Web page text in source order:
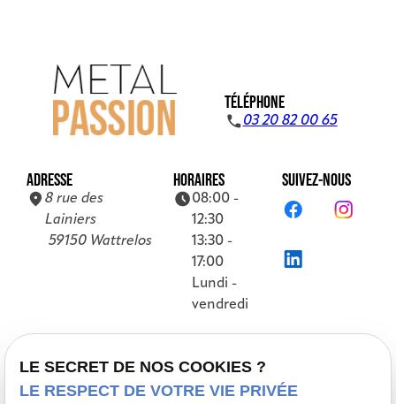
TÉLÉPHONE
03 20 82 00 65
ADRESSE
8 rue des
Lainiers
59150 Wattrelos
HORAIRES
08:00 -
12:30
13:30 -
17:00
Lundi -
vendredi
SUIVEZ-NOUS
Accueil
Présentation
LE SECRET DE NOS COOKIES ?
LE RESPECT DE VOTRE VIE PRIVÉE